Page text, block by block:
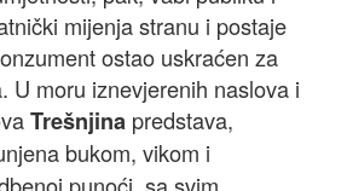
mijenja stranu i postaje
ostao uskraćen za
U moru iznevjerenih naslova i
Trešnjina predstava,
bukom, vikom i